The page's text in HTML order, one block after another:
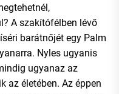
A szakítófélben lévő
barátnőjét egy Palm
Nyles ugyanis
ugyanaz az
az életében. Az éppen